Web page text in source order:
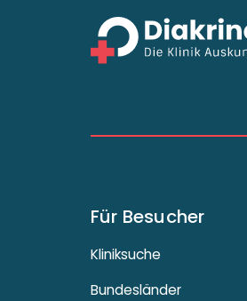
Für Besucher
Kliniksuche
Bundesländer